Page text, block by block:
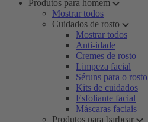
Produtos para homem
Mostrar todos
Cuidados de rosto
Mostrar todos
Anti-idade
Cremes de rosto
Limpeza facial
Séruns para o rosto
Kits de cuidados
Esfoliante facial
Máscaras faciais
Produtos para barbear